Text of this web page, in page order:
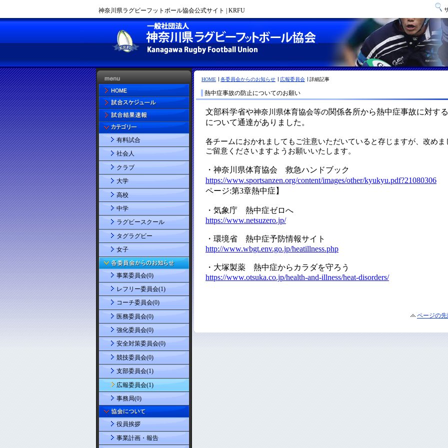
神奈川県ラグビーフットボール協会公式サイト | KRFU
HOME 各委員会からのお知らせ 広報委員会 詳細記事
熱中症事故の防止についてのお願い
ページの
有料試合
社会人
クラブ
大学
高校
中学
ラグビースクール
タグラグビー
女子
事業委員会(0)
レフリー委員会(1)
コーチ委員会(0)
医務委員会(0)
強化委員会(0)
安全対策委員会(0)
競技委員会(0)
支部委員会(1)
広報委員会(1)
事務局(0)
役員挨拶
事業計画・報告